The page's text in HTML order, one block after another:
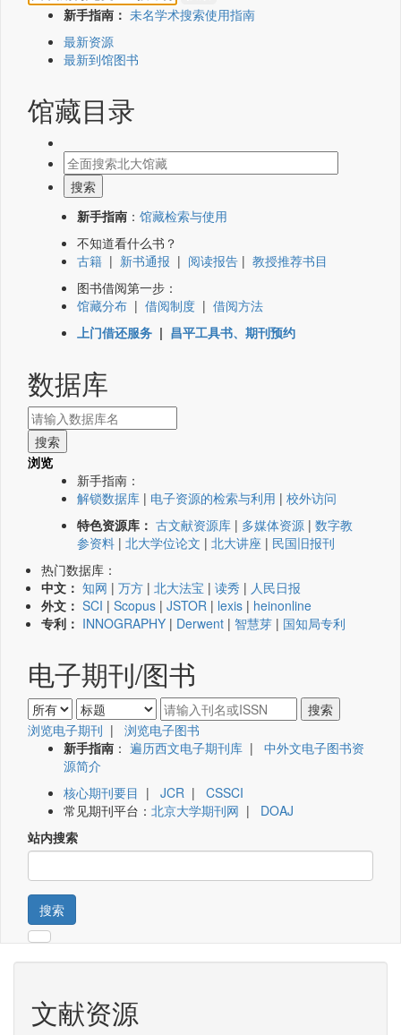
新手指南： 未名学术搜索使用指南
最新资源
最新到馆图书
馆藏目录
新手指南 ： 馆藏检索与使用
不知道看什么书？
古籍 | 新书通报 | 阅读报告 | 教授推荐书目
图书借阅第一步：
馆藏分布 | 借阅制度 | 借阅方法
上门借还服务 | 昌平工具书、期刊预约
数据库
浏览
新手指南：
解锁数据库 | 电子资源的检索与利用 | 校外访问
特色资源库： 古文献资源库 | 多媒体资源 | 数字教
参资料 | 北大学位论文 | 北大讲座 | 民国旧报刊
热门数据库：
中文： 知网 | 万方 | 北大法宝 | 读秀 | 人民日报
外文： SCI | Scopus | JSTOR | lexis | heinonline
专利： INNOGRAPHY | Derwent | 智慧芽 | 国知局专利
电子期刊/图书
浏览电子期刊 | 浏览电子图书
新手指南 ： 遍历西文电子期刊库 | 中外文电子图书资
源简介
核心期刊要目 | JCR | CSSCI
常见期刊平台： 北京大学期刊网 | DOAJ
站内搜索
搜索
文献资源